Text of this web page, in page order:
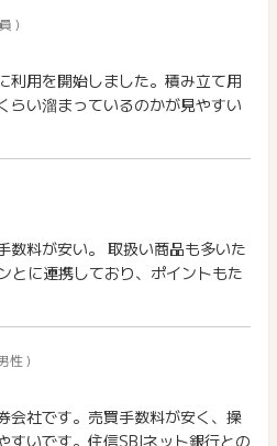
ない場合は、購入・申込みから3
問い合わせは、判定日から300日
トまでお知らせください。
記ください。
く際、調査受付にあたり、【7
す。
記載がございます。申し込み完
控えいただきますようお願いいた
なるまで大切に保管してください
限に達しましたら予告なく終了い
ださい。
せは、ポイントタウンのサポート
をおこなっていただくことを推奨
お電話など2つ以上の申し込み方
のWEBフォームからお申し込みく
れている獲得条件を必ずよくお
したサイトから送られる購入完
得するまで必ず保管してくださ
お問い合わせされる際に、該当の
がございます。
合は対応いたしかねますので、
イトを表示するアプリのこと
トに関する詳細を把握しており
ポイントに関するお問い合わせを
お願いいたします。
了日はあくまで予定となってお
います。
が終了となっておりポイントが獲
！※3
本超、しかも買付手数料「無
MMFを含む（2025年1月現在）
額の最大4%のポイントが貯ま
SBIネオトレード証券、FOLIOを
年4月～2025年3月）の委託個人
値は、SBIネオトレード証券の数
サイトの公表資料より当社集
代金÷株式委
場 1,2部等) + ETF/REIT売買代
)
利用を開始しました。積み立て用
らい溜まっているのかが見やすい
数料が安い。 取扱い商品も多いた
とに連携しており、ポイントもた
性 )
会社です。売買手数料が安く、操
すいです。住信SBIネット銀行との